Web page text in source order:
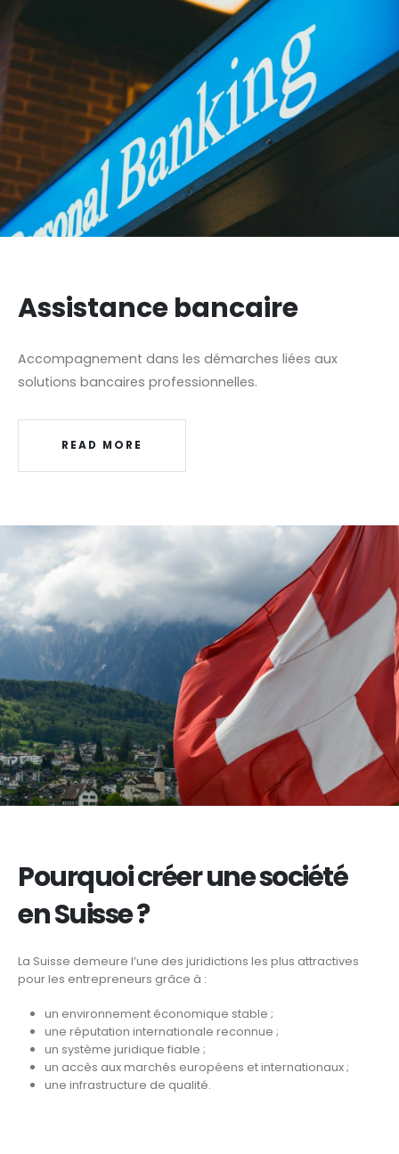
Assistance bancaire
Accompagnement dans les démarches liées aux
solutions bancaires professionnelles.
READ MORE
Pourquoi créer une société
en Suisse ?
La Suisse demeure l’une des juridictions les plus attractives
pour les entrepreneurs grâce à :
un environnement économique stable ;
une réputation internationale reconnue ;
un système juridique fiable ;
un accès aux marchés européens et internationaux ;
une infrastructure de qualité.